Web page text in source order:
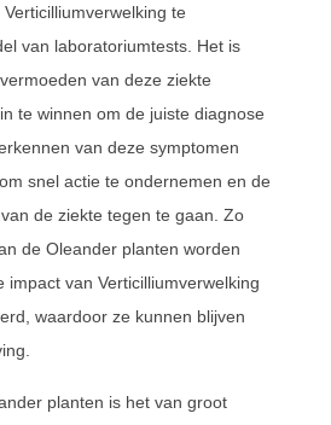
te
van laboratoriumtests. Het is
van deze ziekte
te winnen om de juiste diagnose
van deze symptomen
snel actie te ondernemen en de
de ziekte tegen te gaan. Zo
de Oleander planten worden
impact van Verticilliumverwelking
waardoor ze kunnen blijven
planten is het van groot